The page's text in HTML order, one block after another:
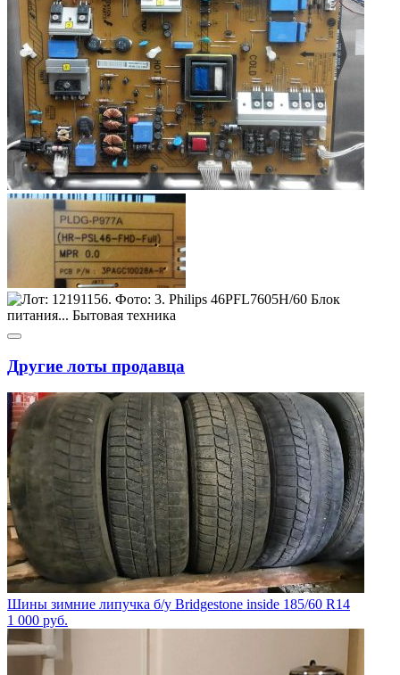
Другие лоты продавца
Шины зимние липучка б/у Bridgestone inside 185/60 R14
1 000 руб.